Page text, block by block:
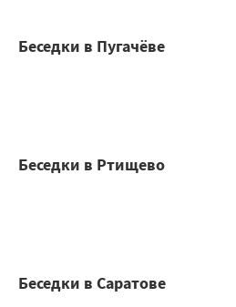
Беседки в Пугачёве
Беседки в Ртищево
Беседки в Саратове